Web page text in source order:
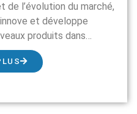
de l’évolution du marché,
et développe
produits dans…